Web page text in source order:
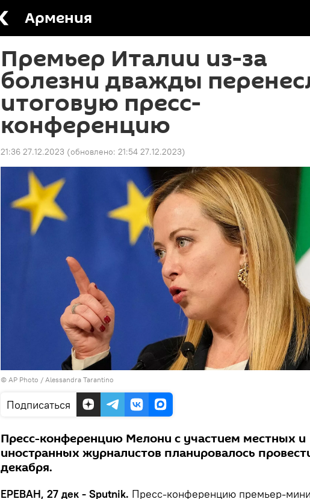
Армения
Премьер Италии из-за
болезни дважды
итоговую пресс-
конференцию
21:36 27.12.2023 (обновлено: 21:54 27.12.2023)
© AP Photo / Alessandra Tarantino
Подписаться
Пресс-конференцию Мелони с участием местных и
иностранных журналистов планировалось
декабря.
ЕРЕВАН, 27 дек - Sputnik. Пресс-конференцию премьер-